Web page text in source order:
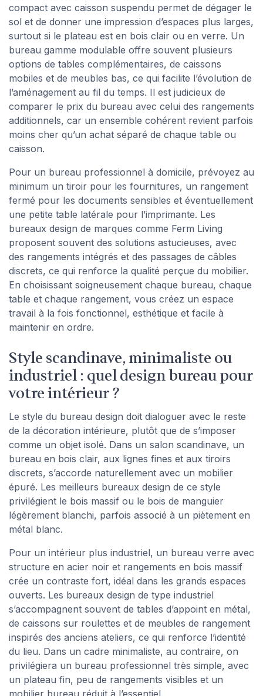
compact avec caisson suspendu permet de dégager le
sol et de donner une impression d’espaces plus larges,
surtout si le plateau est en bois clair ou en verre. Un
bureau gamme modulable offre souvent plusieurs
options de tables complémentaires, de caissons
mobiles et de meubles bas, ce qui facilite l’évolution de
l’aménagement au fil du temps. Il est judicieux de
comparer le prix du bureau avec celui des rangements
additionnels, car un ensemble cohérent revient parfois
moins cher qu’un achat séparé de chaque table ou
caisson.
Pour un bureau professionnel à domicile, prévoyez au
minimum un tiroir pour les fournitures, un rangement
fermé pour les documents sensibles et éventuellement
une petite table latérale pour l’imprimante. Les
bureaux design de marques comme Ferm Living
proposent souvent des solutions astucieuses, avec
des rangements intégrés et des passages de câbles
discrets, ce qui renforce la qualité perçue du mobilier.
En choisissant soigneusement chaque bureau, chaque
table et chaque rangement, vous créez un espace
travail à la fois fonctionnel, esthétique et facile à
maintenir en ordre.
Style scandinave, minimaliste ou
industriel : quel design bureau pour
votre intérieur ?
Le style du bureau design doit dialoguer avec le reste
de la décoration intérieure, plutôt que de s’imposer
comme un objet isolé. Dans un salon scandinave, un
bureau en bois clair, aux lignes fines et aux tiroirs
discrets, s’accorde naturellement avec un mobilier
épuré. Les meilleurs bureaux design de ce style
privilégient le bois massif ou le bois de manguier
légèrement blanchi, parfois associé à un piètement en
métal blanc.
Pour un intérieur plus industriel, un bureau verre avec
structure en acier noir et rangements en bois massif
crée un contraste fort, idéal dans les grands espaces
ouverts. Les bureaux design de type industriel
s’accompagnent souvent de tables d’appoint en métal,
de caissons sur roulettes et de meubles de rangement
inspirés des anciens ateliers, ce qui renforce l’identité
du lieu. Dans un cadre minimaliste, au contraire, on
privilégiera un bureau professionnel très simple, avec
un plateau fin, peu de rangements visibles et un